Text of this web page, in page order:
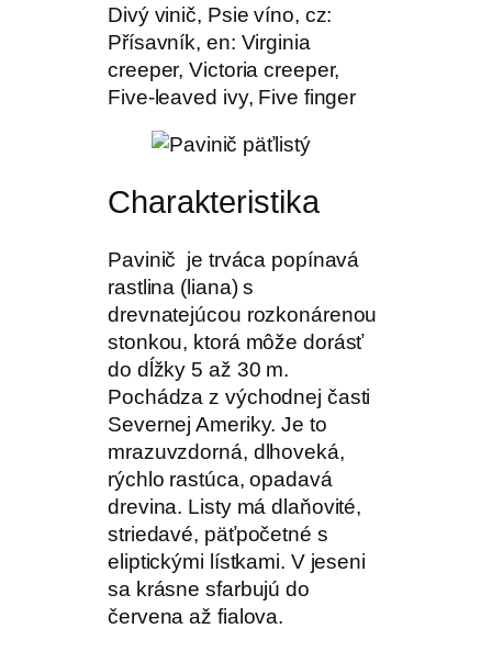
Divý vinič, Psie víno, cz:
Přísavník, en: Virginia
creeper, Victoria creeper,
Five-leaved ivy, Five finger
Charakteristika
Pavinič je trváca popínavá
rastlina (liana) s
drevnatejúcou rozkonárenou
stonkou, ktorá môže dorásť
do dĺžky 5 až 30 m.
Pochádza z východnej časti
Severnej Ameriky. Je to
mrazuvzdorná, dlhoveká,
rýchlo rastúca, opadavá
drevina. Listy má dlaňovité,
striedavé, päťpočetné s
eliptickými lístkami. V jeseni
sa krásne sfarbujú do
červena až fialova.